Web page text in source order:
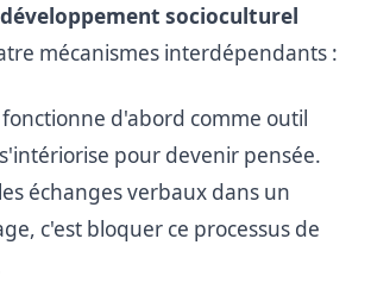
socioculturel
mécanismes interdépendants :
d'abord comme outil
pour devenir pensée.
échanges verbaux dans un
c'est bloquer ce processus de